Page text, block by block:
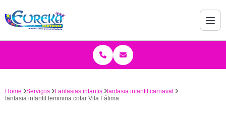
Home Serviços Fantasias infantis
fantasia infantil carnaval
fantasia infantil feminina cotar Vila Fátima